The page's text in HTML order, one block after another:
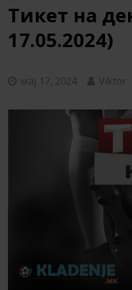
Тикет на
17.05.2024)
мај 17, 2024 Viktor